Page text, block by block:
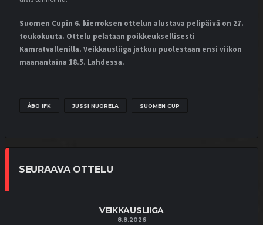
MATSIT MIEHET
OTTELUKOOSTE
OTTELURAPORTTI
YOUTUBE
TIUKKA OTTELU RATKESI YHTEEN
1.8.2026
MATSIT MIEHET
OTTELURAPORTTI
Suomen Cupin 6. kierroksen ottelun alustava pelipäivä on 27.
toukokuuta. Ottelu pelataan poikkeuksellisesti
Kamratvallenilla. Veikkausliiga jatkuu puolestaan ensi viikon
maanantaina 18.5. Lahdessa.
ÅBO IFK JUSSI NUORELA SUOMEN CUP
SEURAAVA OTTELU
VEIKKAUSLIIGA
8.8.2026